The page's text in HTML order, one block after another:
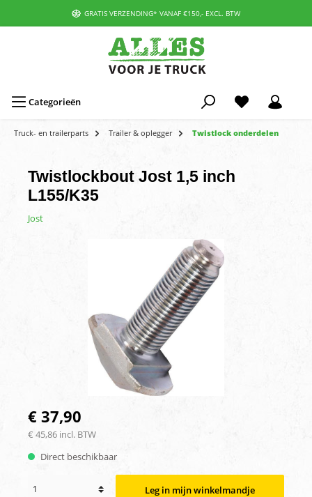
GRATIS VERZENDING* VANAF €150,- EXCL. BTW
Categorieën
Truck- en trailerparts Trailer & oplegger Twistlock onderdelen
Twistlockbout Jost 1,5 inch
L155/K35
Jost
€ 37,90
€ 45,86 incl. BTW
Direct beschikbaar
Leg in mijn winkelmandje